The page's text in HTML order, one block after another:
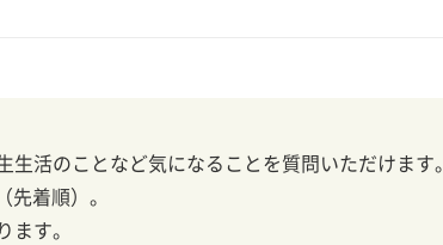
活のことなど気になることを質問いただけます。
着順）。
す。